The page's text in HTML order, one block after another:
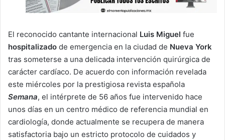
El reconocido cantante internacional Luis Miguel fue
hospitalizado de emergencia en la ciudad de Nueva York
tras someterse a una delicada intervención quirúrgica de
carácter cardíaco. De acuerdo con información revelada
este miércoles por la prestigiosa revista española
Semana, el intérprete de 56 años fue intervenido hace
unos días en un centro médico de referencia mundial en
cardiología, donde actualmente se recupera de manera
satisfactoria bajo un estricto protocolo de cuidados y